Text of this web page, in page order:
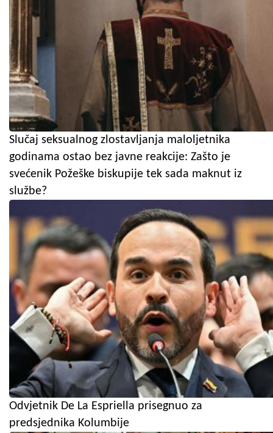
Slučaj seksualnog zlostavljanja maloljetnika
godinama ostao bez javne reakcije: Zašto je
svećenik Požeške biskupije tek sada maknut iz
službe?
Odvjetnik De La Espriella prisegnuo za
predsjednika Kolumbije